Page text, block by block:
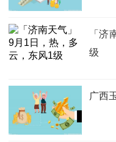
「济
级
广西